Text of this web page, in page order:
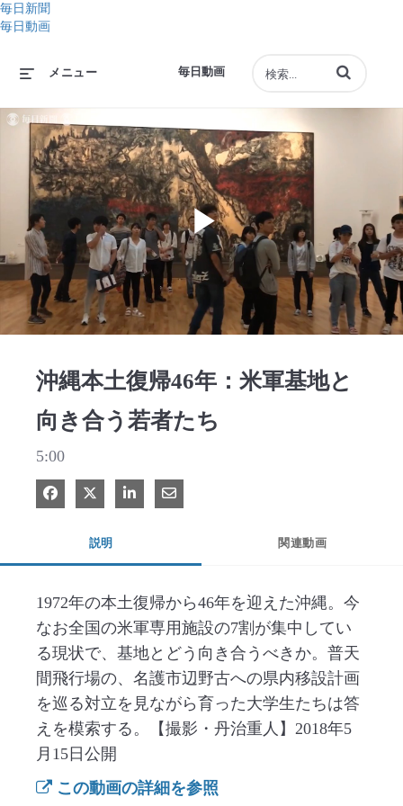
毎日新聞
毎日動画
毎日動画
メニュー 動画の検索語句
Play
沖縄本土復帰46年：米軍基地と
向き合う若者たち
5:00
Facebook で共有
Xで共有する
LinkedIn で共有
電子メールで共有
説明 関連動画
1972年の本土復帰から46年を迎えた沖縄。今
なお全国の米軍専用施設の7割が集中してい
る現状で、基地とどう向き合うべきか。普天
間飛行場の、名護市辺野古への県内移設計画
を巡る対立を見ながら育った大学生たちは答
えを模索する。【撮影・丹治重人】2018年5
月15日公開
この動画の詳細を参照